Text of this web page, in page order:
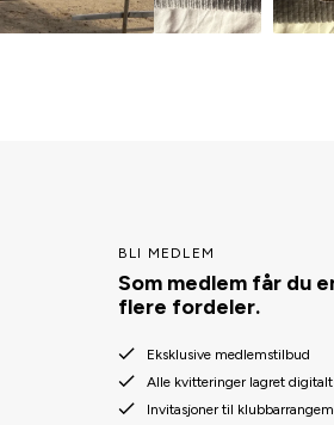
BLI MEDLEM
Som medlem får du
flere fordeler.
Eksklusive medlemstilbud
Alle kvitteringer lagret digitalt
Invitasjoner til